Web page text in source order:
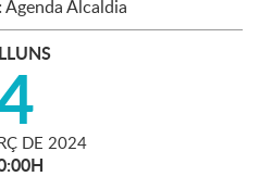
Agenda Alcaldia
DE 2024